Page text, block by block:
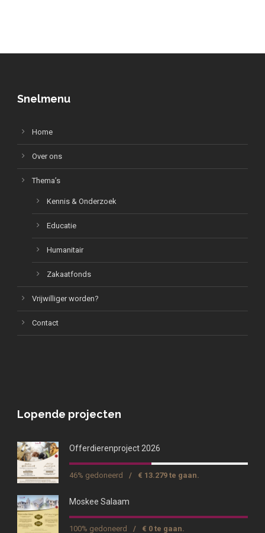
Snelmenu
Home
Over ons
Thema’s
Kennis & Onderzoek
Educatie
Humanitair
Zakaatfonds
Vrijwilliger worden?
Contact
Lopende projecten
Offerdierenproject 2026
46% gedoneerd / € 13.279 te gaan.
Moskee Salaam
100% gedoneerd / € 0 te gaan.